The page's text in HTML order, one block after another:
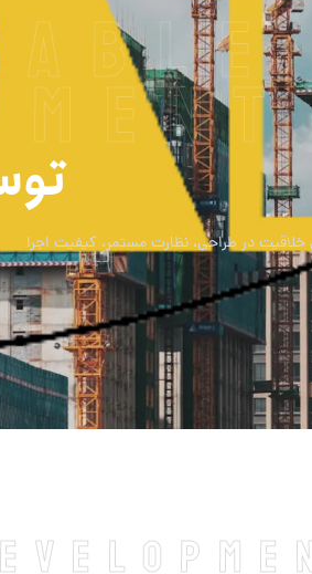
خلاقیت در طراحی، نظارت مستمر، کیفیت اجرا